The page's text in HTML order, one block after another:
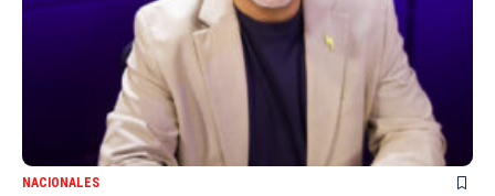
NACIONALES